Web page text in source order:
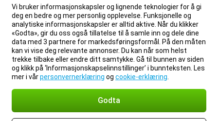
Vi bruker informasjonskapsler og lignende teknologier for å gi
deg en bedre og mer personlig opplevelse. Funksjonelle og
analytiske informasjonskapsler er alltid aktive. Når du klikker
«Godta», gir du oss også tillatelse til å samle inn og dele dine
data med 3 partnere for markedsføringsformål. På den måten
kan vi vise deg relevante annonser. Du kan når som helst
trekke tilbake eller endre ditt samtykke. Gå til bunnen av siden
og klikk på ‘Informasjonskapselinnstillinger’ i bunnteksten. Les
mer i vårpersonvernerklæring og cookie-erklæring
Godta